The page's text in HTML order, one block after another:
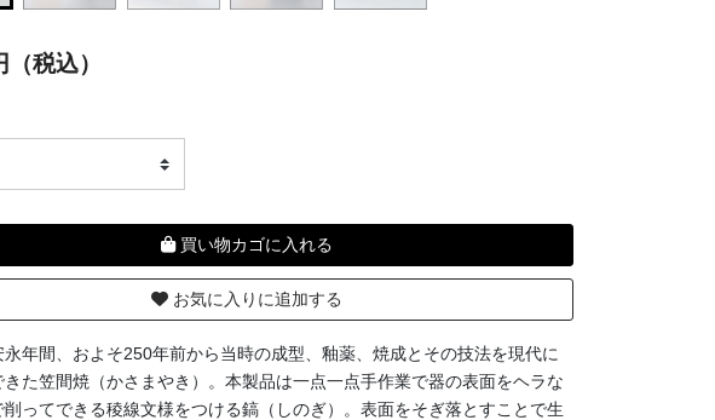
年間、およそ250年前から当時の成型、釉薬、焼成とその技法を現代に
た笠間焼（かさまやき）。本製品は一点一点手作業で器の表面をヘラな
削ってできる稜線文様をつける鎬（しのぎ）。表面をそぎ落とすことで生
税込）
買い物カゴに入れる
お気に入りに追加する